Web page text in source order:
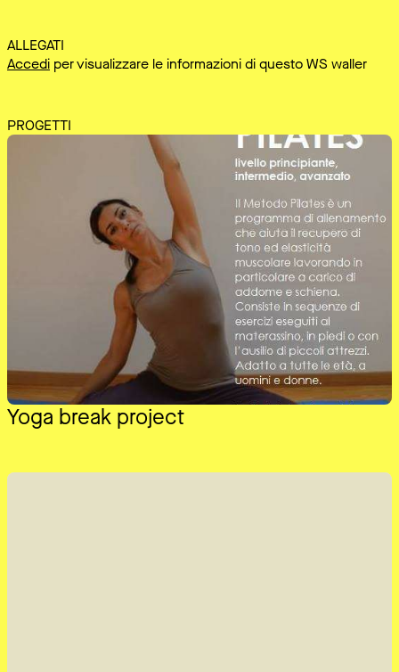
ALLEGATI
Accedi per visualizzare le informazioni di questo WS waller
PROGETTI
Yoga break project